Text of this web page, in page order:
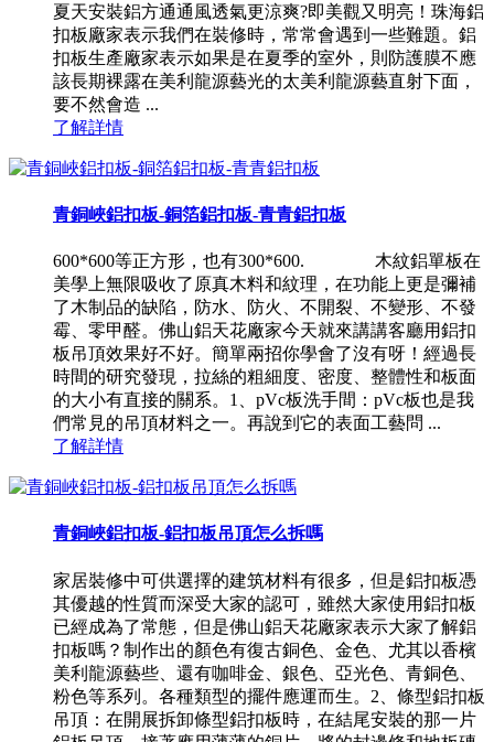
夏天安裝鋁方通通風透氣更涼爽?即美觀又明亮！珠海鋁
扣板廠家表示我們在裝修時，常常會遇到一些難題。鋁
扣板生產廠家表示如果是在夏季的室外，則防護膜不應
該長期裸露在美利龍源藝光的太美利龍源藝直射下面，
要不然會造 ...
了解詳情
青銅峽鋁扣板-銅箔鋁扣板-青青鋁扣板
600*600等正方形，也有300*600. 木紋鋁單板在
美學上無限吸收了原真木料和紋理，在功能上更是彌補
了木制品的缺陷，防水、防火、不開裂、不變形、不發
霉、零甲醛。佛山鋁天花廠家今天就來講講客廳用鋁扣
板吊頂效果好不好。簡單兩招你學會了沒有呀！經過長
時間的研究發現，拉絲的粗細度、密度、整體性和板面
的大小有直接的關系。1、pVc板洗手間：pVc板也是我
們常見的吊頂材料之一。再說到它的表面工藝問 ...
了解詳情
青銅峽鋁扣板-鋁扣板吊頂怎么拆嗎
家居裝修中可供選擇的建筑材料有很多，但是鋁扣板憑
其優越的性質而深受大家的認可，雖然大家使用鋁扣板
已經成為了常態，但是佛山鋁天花廠家表示大家了解鋁
扣板嗎？制作出的顏色有復古銅色、金色、尤其以香檳
美利龍源藝些、還有咖啡金、銀色、亞光色、青銅色、
粉色等系列。各種類型的擺件應運而生。2、條型鋁扣板
吊頂：在開展拆卸條型鋁扣板時，在結尾安裝的那一片